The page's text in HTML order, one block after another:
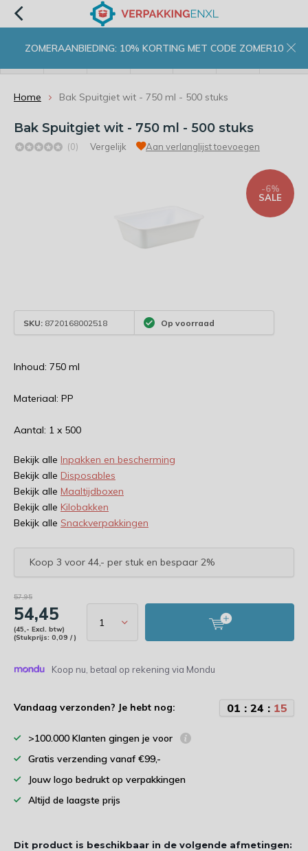
ZOMERAANBIEDING: 10% KORTING MET CODE ZOMER10
Home Bak Spuitgiet wit - 750 ml - 500 stuks
Bak Spuitgiet wit - 750 ml - 500 stuks
(0) Vergelijk Aan verlanglijst toevoegen
-6%
SALE
SKU: 8720168002518 Op voorraad
Inhoud: 750 ml
Materiaal: PP
Aantal: 1 x 500
Bekijk alle Inpakken en bescherming
Bekijk alle Disposables
Bekijk alle Maaltijdboxen
Bekijk alle Kilobakken
Bekijk alle Snackverpakkingen
Koop 3 voor 44,- per stuk en bespaar 2%
57,95
54,45
(45,- Excl. btw)
(Stukprijs: 0,09 / )
Koop nu, betaal op rekening via Mondu
Vandaag verzonden? Je hebt nog: 01 : 24 : 14
>100.000 Klanten gingen je voor
Gratis verzending vanaf €99,-
Jouw logo bedrukt op verpakkingen
Altijd de laagste prijs
Dit product is beschikbaar in de volgende afmetingen: